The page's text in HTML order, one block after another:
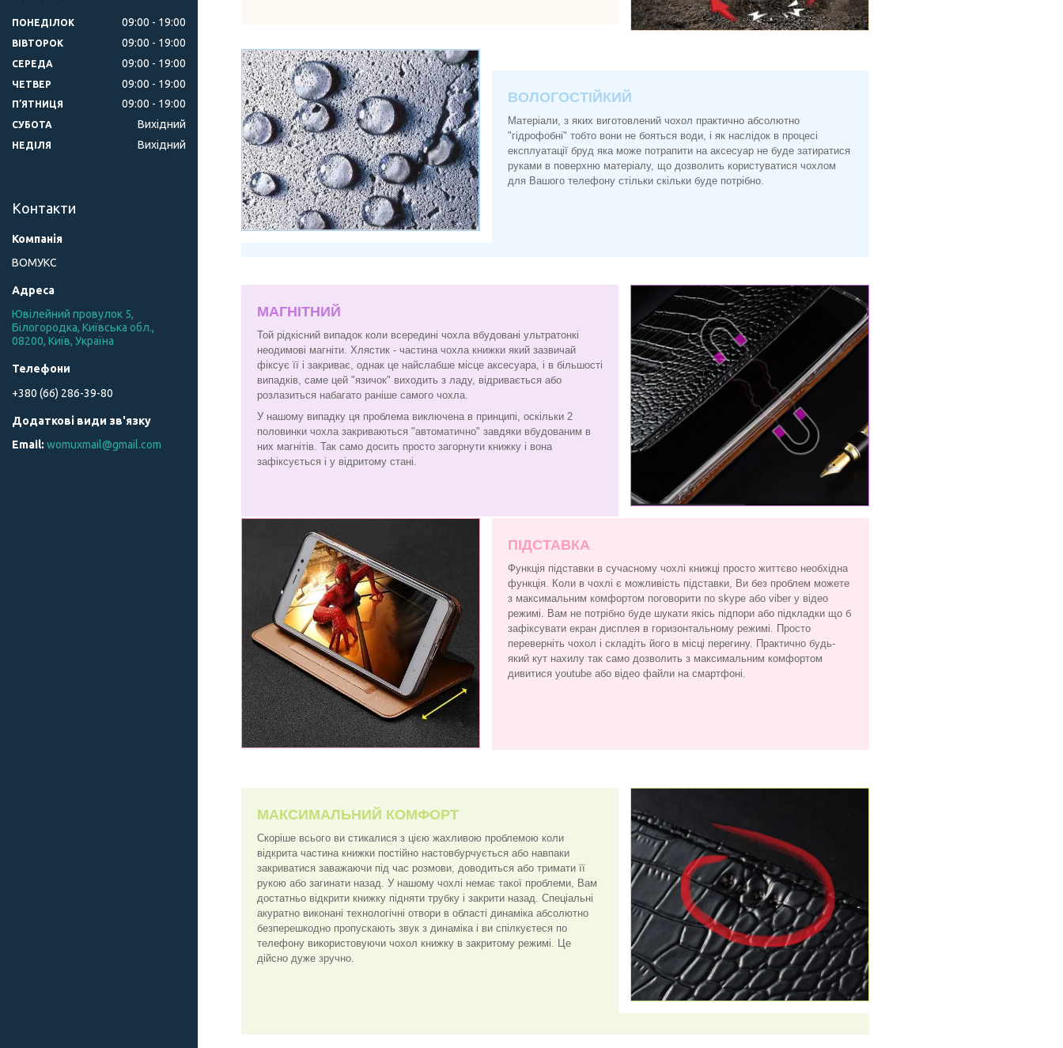
ВОЛОГОСТІЙКИЙ
Матеріали, з яких виготовлений чохол практично абсолютно
"гідрофобні" тобто вони не бояться води, і як наслідок в процесі
експлуатації бруд яка може потрапити на аксесуар не буде затиратися
руками в поверхню матеріалу, що дозволить користуватися чохлом
для Вашого телефону стільки скільки буде потрібно.
МАГНІТНИЙ
Той рідкісний випадок коли всередині чохла вбудовані ультратонкі
неодимові магніти. Хлястик - частина чохла книжки який зазвичай
фіксує її і закриває, однак це найслабше місце аксесуара, і в більшості
випадків, саме цей "язичок" виходить з ладу, відривається або
розлазиться набагато раніше самого чохла.
У нашому випадку ця проблема виключена в принципі, оскільки 2
половинки чохла закриваються "автоматично" завдяки вбудованим в
них магнітів. Так само досить просто загорнути книжку і вона
зафіксується і у відритому стані.
ПІДСТАВКА
Функція підставки в сучасному чохлі книжці просто життєво необхідна
функція. Коли в чохлі є можливість підставки, Ви без проблем можете
з максимальним комфортом поговорити по skype або viber у відео
режимі. Вам не потрібно буде шукати якісь підпори або підкладки що б
зафіксувати екран дисплея в горизонтальному режимі. Просто
переверніть чохол і складіть його в місці перегину. Практично будь-
який кут нахилу так само дозволить з максимальним комфортом
дивитися youtube або відео файли на смартфоні.
МАКСИМАЛЬНИЙ КОМФОРТ
Скоріше всього ви стикалися з цією жахливою проблемою коли
відкрита частина книжки постійно настовбурчується або навпаки
закриватися заважаючи під час розмови, доводиться або тримати її
рукою або загинати назад. У нашому чохлі немає такої проблеми, Вам
достатньо відкрити книжку підняти трубку і закрити назад. Спеціальні
акуратно виконані технологічні отвори в області динаміка абсолютно
безперешкодно пропускають звук з динаміка і ви спілкуєтеся по
телефону використовуючи чохол книжку в закритому режимі. Це
дійсно дуже зручно.
ПОНЕДІЛОК 09:00 19:00
ВІВТОРОК 09:00 19:00
СЕРЕДА 09:00 19:00
ЧЕТВЕР 09:00 19:00
ПʼЯТНИЦЯ 09:00 19:00
СУБОТА Вихідний
НЕДІЛЯ Вихідний
Контакти
ВОМУКС
Ювілейний провулок 5,
Білогородка, Київська обл.,
08200, Київ, Україна
+380 (66) 286-39-80
womuxmail@gmail.com